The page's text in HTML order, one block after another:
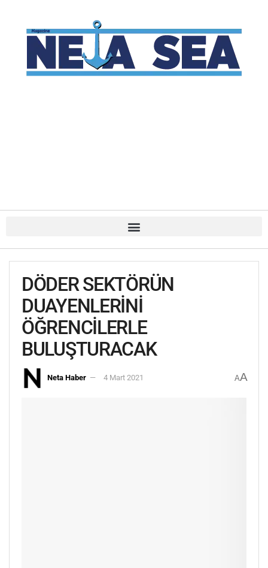
DÖDER SEKTÖRÜN
DUAYENLERİNİ
ÖĞRENCİLERLE
BULUŞTURACAK
Neta Haber 4 Mart 2021 AA